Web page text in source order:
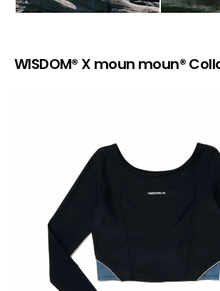
WISDOM® X moun moun®